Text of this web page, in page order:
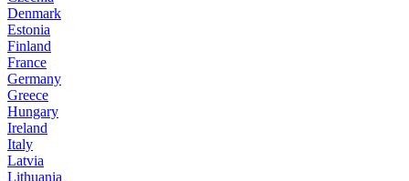
Denmark
Estonia
Finland
France
Germany
Greece
Hungary
Ireland
Italy
Latvia
Lithuania